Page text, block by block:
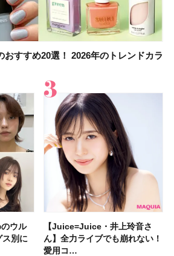
おすすめ20選！ 2026年のトレンドカラ
のウル
ス別に
【Juice=Juice・井上玲音さ
ん】全力ライブでも崩れない！
愛用コ…
買い「ブライトニング」14選！ 透明肌
めの
！ ス
【2026夏】「大人のニキビケ
ア」ランキングTOP5！＜マキ
アビューティ…
おすすめ20選！ 2026年のトレンドカラ
音さ
ない！
【セザンヌ】新作パールグロウ
ハイライトNのスウォッチ＆口
コミを紹介！ ツ…
レグランス」ランキングTOP5！＜美
焼け止
この夏
【クリスマスコフレ2026】
HACCIのホリデーギフトが豪華
すぎると話題…
サプリ８選】食べすぎた日をサポー
…
「実は
です」
【美容系・伊能忠敬界隈】目指
すは日本縦断！ 山之内すずさ
んが100km歩…
のウルフカット10選！ レングス別に人
すすめ
る・手
【2026年夏】おすすめの髪型
36選！ショート・ボブ・ミディ
アム・ロング…
Q&A】顔用コスメで全身ケア！「お尻
たる】
泊券
【鈴木えみさんの愛用品30選】
コスメ・スキンケア・ヘアケア
etc.お気に…
イトカラーシーラーを全色レビュー！
ウォー
全色レ
【セザンヌ】8/7新色追加！
「ウォータリーティントリップ
」10モモピュ…